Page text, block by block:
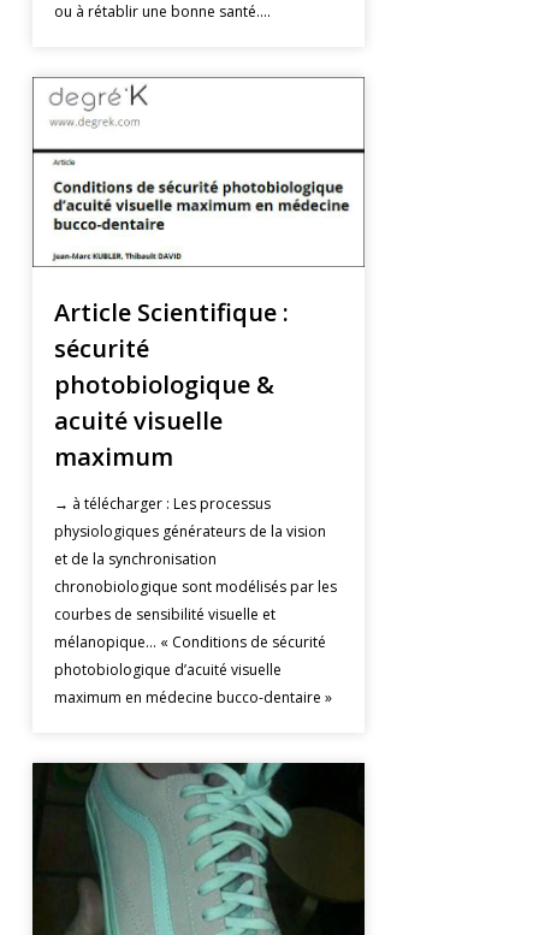
ou à rétablir une bonne santé....
Article Scientifique :
sécurité
photobiologique &
acuité visuelle
maximum
→ à télécharger : Les processus
physiologiques générateurs de la vision
et de la synchronisation
chronobiologique sont modélisés par les
courbes de sensibilité visuelle et
mélanopique… « Conditions de sécurité
photobiologique d’acuité visuelle
maximum en médecine bucco-dentaire »